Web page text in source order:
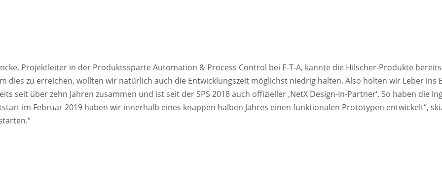
Projektleiter in der Produktssparte Automation & Process Control bei E-T-A, kannte die Hilscher-Produkte
dies zu erreichen, wollten wir natürlich auch die Entwicklungszeit möglichst niedrig halten. Also holten wir Leber ins
über zehn Jahren zusammen und ist seit der SPS 2018 auch offizieller ‚NetX Design-In-Partner‘. So haben die
im Februar 2019 haben wir innerhalb eines knappen halben Jahres einen funktionalen Prototypen entwickelt“,